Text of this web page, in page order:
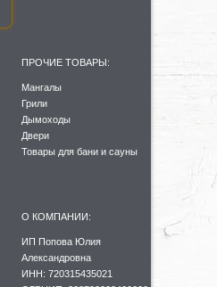
ИП Попова Юлия
Александровна
ИНН: 720315435021
О КОМПАНИИ:
Мангалы
Грили
Дымоходы
Двери
Товары для бани и сауны
ПРОЧИЕ ТОВАРЫ: